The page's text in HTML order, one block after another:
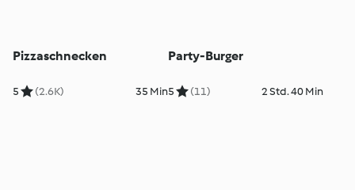
Pizzaschnecken
5 (2.6K) 35 Min
Party-Burger
5 (11) 2 Std. 40 Min